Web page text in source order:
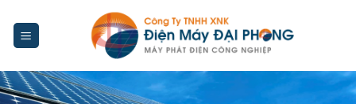
qua
nội
dung